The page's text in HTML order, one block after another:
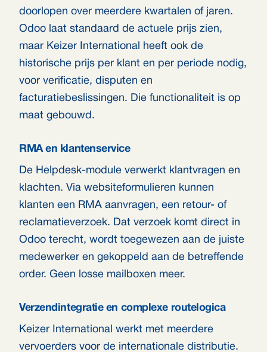
doorlopen over meerdere kwartalen of jaren.
Odoo laat standaard de actuele prijs zien,
maar Keizer International heeft ook de
historische prijs per klant en per periode nodig,
voor verificatie, disputen en
facturatiebeslissingen. Die functionaliteit is op
maat gebouwd.
RMA en klantenservice
De Helpdesk-module verwerkt klantvragen en
klachten. Via websiteformulieren kunnen
klanten een RMA aanvragen, een retour- of
reclamatieverzoek. Dat verzoek komt direct in
Odoo terecht, wordt toegewezen aan de juiste
medewerker en gekoppeld aan de betreffende
order. Geen losse mailboxen meer.
Verzendintegratie en complexe routelogica
Keizer International werkt met meerdere
vervoerders voor de internationale distributie.